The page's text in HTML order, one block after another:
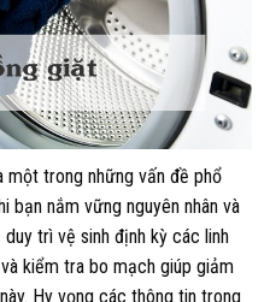
một trong những vấn đề phổ
bạn nắm vững nguyên nhân và
trì vệ sinh định kỳ các linh
kiểm tra bo mạch giúp giảm
Hy vọng các thông tin trong